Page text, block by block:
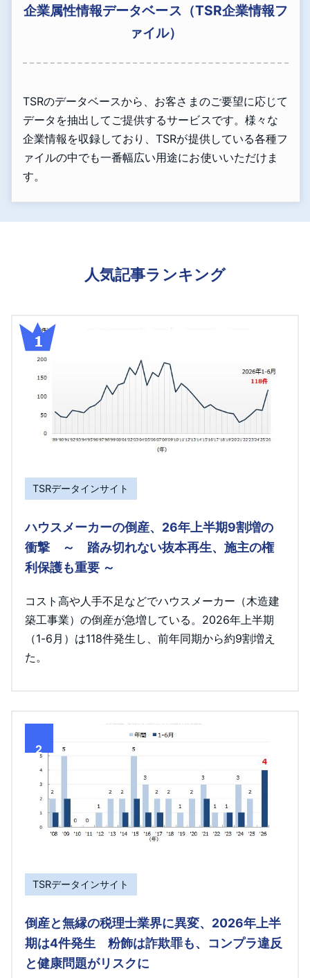
企業属性情報データベース（TSR企業情報フ
ァイル）
TSRのデータベースから、お客さまのご要望に応じて
データを抽出してご提供するサービスです。様々な
企業情報を収録しており、TSRが提供している各種フ
ァイルの中でも一番幅広い用途にお使いいただけま
す。
人気記事ランキング
TSRデータインサイト
ハウスメーカーの倒産、26年上半期9割増の
衝撃 ～ 踏み切れない抜本再生、施主の権
利保護も重要 ～
コスト高や人手不足などでハウスメーカー（木造建
築工事業）の倒産が急増している。2026年上半期
（1-6月）は118件発生し、前年同期から約9割増え
た。
2
TSRデータインサイト
倒産と無縁の税理士業界に異変、2026年上半
期は4件発生 粉飾は詐欺罪も、コンプラ違反
と健康問題がリスクに